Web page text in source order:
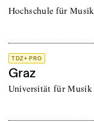
Hochschule für
TDZ+ PRO
Graz
Universität für Musik